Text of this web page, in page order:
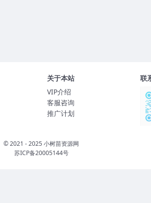
关于本站
VIP介绍
客服咨询
推广计划
联
© 2021 - 2025 小树苗资源网
苏ICP备20005144号